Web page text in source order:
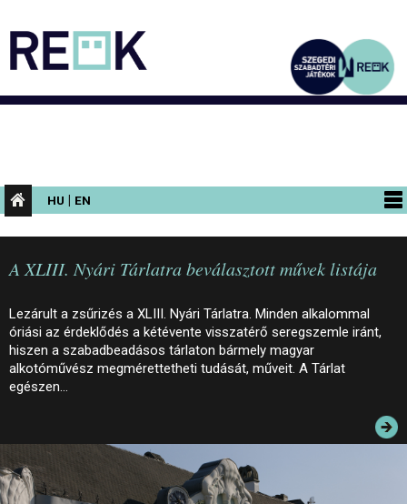
HU | EN
PROGRAMOK
KIÁLLÍTÁSOK
AZ ÉPÜLET
INFORMÁCIÓK
KONFERENCIA
ELÉRHETŐSÉG
PALOTASÉTÁK ÉS VEZETÉSEK
A XLIII. Nyári Tárlatra beválasztott művek listája
Lezárult a zsűrizés a XLIII. Nyári Tárlatra. Minden alkalommal
óriási az érdeklődés a kétévente visszatérő seregszemle iránt,
hiszen a szabadbeadásos tárlaton bármely magyar
alkotóművész megmérettetheti tudását, műveit. A Tárlat
egészen…